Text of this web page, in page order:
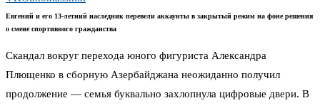
Евгений и его 13‑летний наследник перевели аккаунты в закрытый режим на фоне решения
о смене спортивного гражданства
Скандал вокруг перехода юного фигуриста Александра
Плющенко в сборную Азербайджана неожиданно получил
продолжение — семья буквально захлопнула цифровые двери. В